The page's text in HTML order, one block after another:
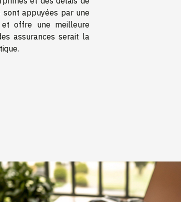
sont appuyées par une
offre une meilleure
assurances serait la